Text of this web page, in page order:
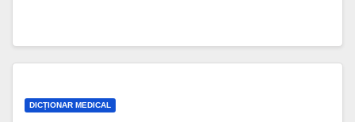
DICȚIONAR MEDICAL